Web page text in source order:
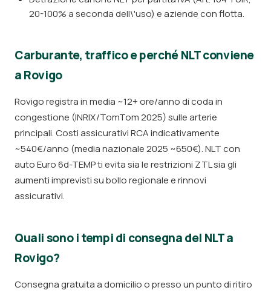
20-100% a seconda dell\'uso) e aziende con flotta.
Carburante, traffico e perché NLT conviene
a Rovigo
Rovigo registra in media ~12+ ore/anno di coda in
congestione (INRIX/TomTom 2025) sulle arterie
principali. Costi assicurativi RCA indicativamente
~540€/anno (media nazionale 2025 ~650€). NLT con
auto Euro 6d-TEMP ti evita sia le restrizioni ZTL sia gli
aumenti imprevisti su bollo regionale e rinnovi
assicurativi.
Quali sono i tempi di consegna del NLT a
Rovigo?
Consegna gratuita a domicilio o presso un punto di ritiro